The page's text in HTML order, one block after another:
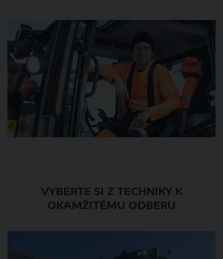
VYBERTE SI Z TECHNIKY K
OKAMŽITÉMU ODBERU